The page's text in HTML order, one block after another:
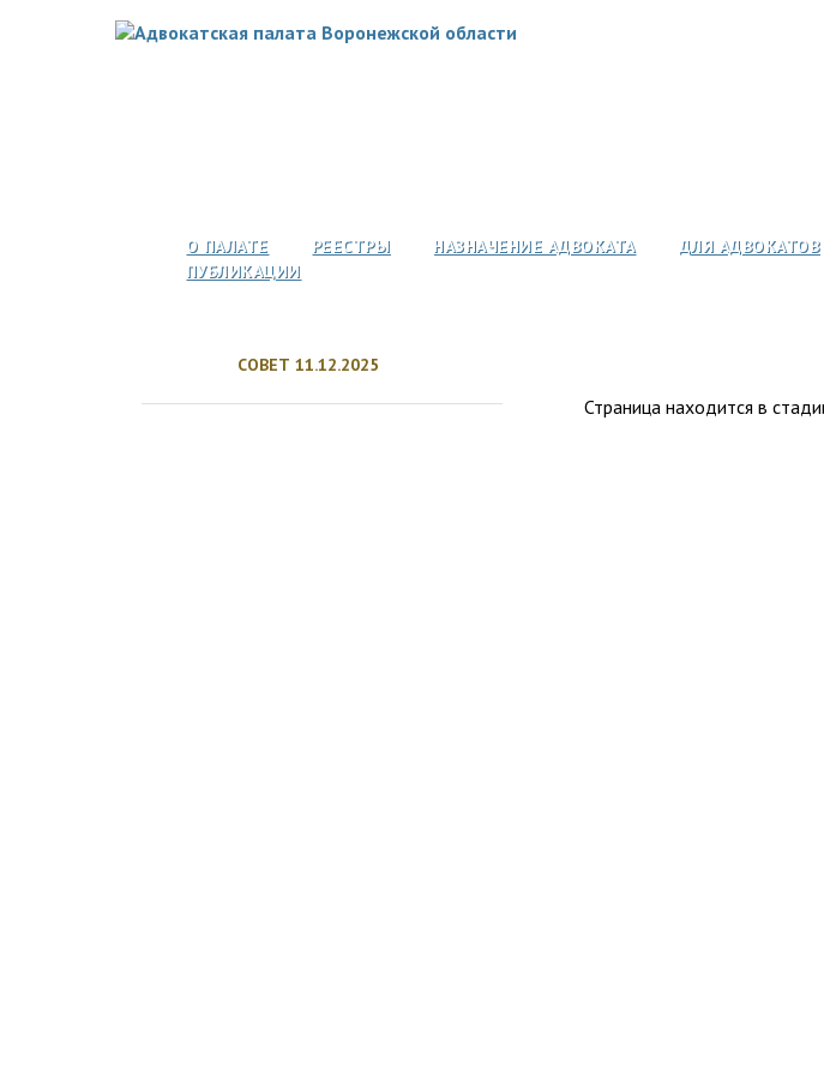
О ПАЛАТЕ РЕЕСТРЫ НАЗНАЧЕНИЕ АДВОКАТА ДЛЯ АДВОКАТОВ
ПУБЛИКАЦИИ
СОВЕТ 11.12.2025
Страница находится в